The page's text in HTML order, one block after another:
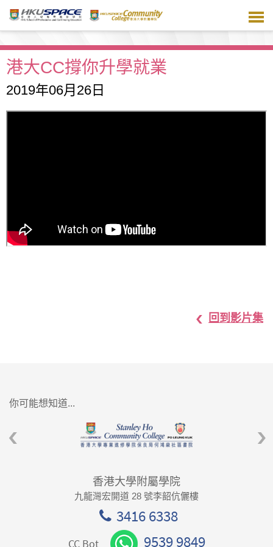
主
容港大CC撐你升學就業
2019年06月26日
回到影片集
你可能想知道...
香港大學附屬學院
九龍灣宏開道 28 號李韶伉儷樓
3416 6338
CC Bot 9539 9849